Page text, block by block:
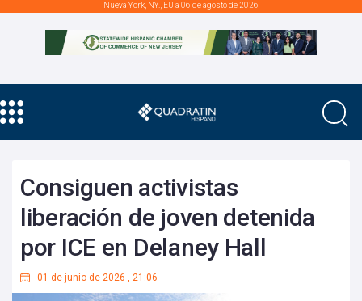
Nueva York, NY., EU a 06 de agosto de 2026
Consiguen activistas
liberación de joven detenida
por ICE en Delaney Hall
01 de junio de 2026 , 21:06